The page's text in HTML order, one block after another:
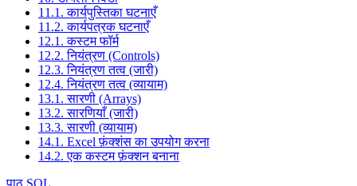
11.1. कार्यपुस्तिका घटनाएँ
11.2. कार्यपत्रक घटनाएँ
12.1. कस्टम फॉर्म
12.2. नियंत्रण (Controls)
12.3. नियंत्रण तत्व (जारी)
12.4. नियंत्रण तत्व (व्यायाम)
13.1. सारणी (Arrays)
13.2. सारणियाँ (जारी)
13.3. सारणी (व्यायाम)
14.1. Excel फ़ंक्शंस का उपयोग करना
14.2. एक कस्टम फ़ंक्शन बनाना
पाठ SQL